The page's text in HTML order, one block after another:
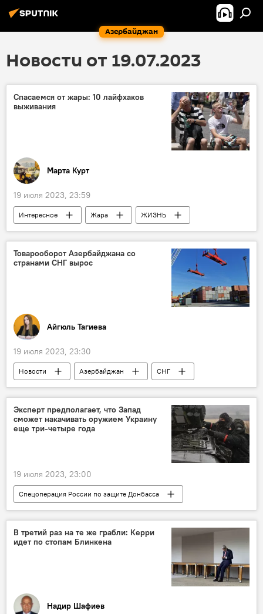
Азербайджан
Новости от 19.07.2023
Спасаемся от жары: 10 лайфхаков
выживания
Марта Курт
19 июля 2023, 23:59
Интересное Жара
ЖИЗНЬ
Рекомендации
Товарооборот Азербайджана со
странами СНГ вырос
Айгюль Тагиева
19 июля 2023, 23:30
Новости Азербайджан
СНГ
Экономика
Государственный таможенный комитет
торговля
Россия
Эксперт предполагает, что Запад
сможет накачивать оружием Украину
еще три-четыре года
19 июля 2023, 23:00
Спецоперация России по защите Донбасса
Россия
Украина СВО
ВСУ
мнение
США
В третий раз на те же грабли: Керри
идет по стопам Блинкена
Надир Шафиев